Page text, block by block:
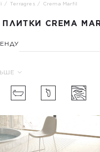
Terragres Crema Marfil
CREMA